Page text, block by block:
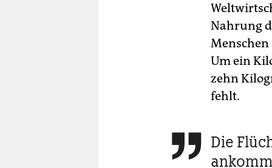
Nahrung
Menschen
Um ein
zehn
fehlt.
 Die